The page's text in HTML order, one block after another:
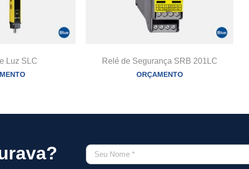
Luz SLC Relé de Segurança SRB 201LC
ORÇAMENTO